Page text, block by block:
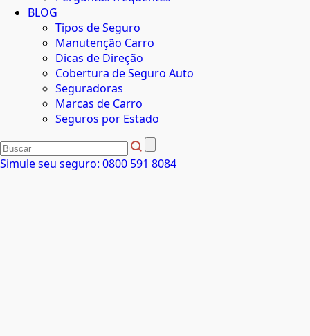
BLOG
Tipos de Seguro
Manutenção Carro
Dicas de Direção
Cobertura de Seguro Auto
Seguradoras
Marcas de Carro
Seguros por Estado
Simule seu seguro: 0800 591 8084